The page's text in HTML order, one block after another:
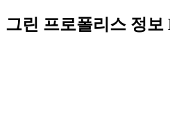
그린 프로폴리스 정보